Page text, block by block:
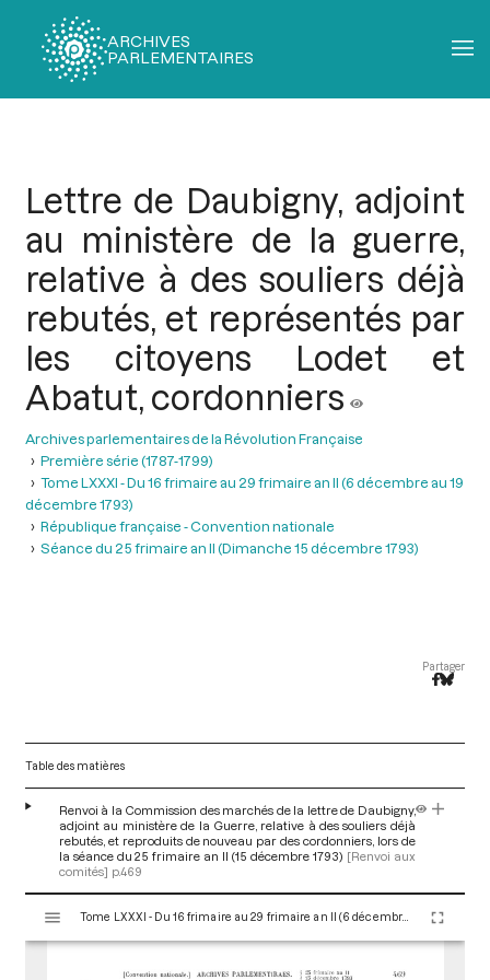
ARCHIVES
PARLEMENTAIRES
Lettre de Daubigny, adjoint
au ministère de la guerre,
relative à des souliers déjà
rebutés, et représentés par
les citoyens Lodet et
Abatut, cordonniers
Archives parlementaires de la Révolution Française
Première série (1787-1799)
Tome LXXXI - Du 16 frimaire au 29 frimaire an II (6 décembre au 19
décembre 1793)
République française - Convention nationale
Séance du 25 frimaire an II (Dimanche 15 décembre 1793)
Partager
Table des matières
Renvoi à la Commission des marchés de la lettre de Daubigny,
adjoint au ministère de la Guerre, relative à des souliers déjà
rebutés, et reproduits de nouveau par des cordonniers, lors de
la séance du 25 frimaire an II (15 décembre 1793) [Renvoi aux
comités] p.469
s
Tome LXXXI - Du 16 frimaire au 29 frimaire an II (6 décembre au 19 décembre 1793)